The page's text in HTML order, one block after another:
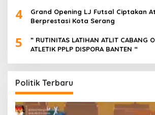
4
Grand Opening LJ Futsal Ciptakan
Berprestasi Kota Serang
5
” RUTINITAS LATIHAN ATLIT CABANG
ATLETIK PPLP DISPORA BANTEN “
Politik Terbaru